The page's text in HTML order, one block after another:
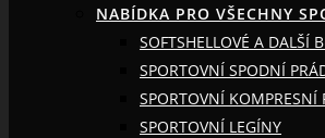
NABÍDKA PRO VŠECHNY
SOFTSHELLOVÉ A DALŠÍ
SPORTOVNÍ SPODNÍ
SPORTOVNÍ KOMPRESNÍ
SPORTOVNÍ LEGÍNY